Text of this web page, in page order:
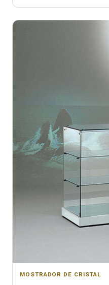
MOSTRADOR DE CRISTAL